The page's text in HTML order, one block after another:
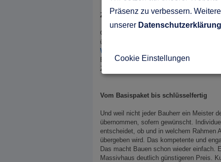
Zeitgemäßer Hausbau zum fairen
Gussek Häuser wissen nicht nur durch
überzeugen nicht nur durch das
Wohnkultur
Bauherren werden durch alle
Zuhauses unterstützt.
Vom Basispaket bis schlüsselfertig
Und weil nicht jeder Bauherr ein Meister
übernommen, sofern gewünscht.
entscheidet, ob und in welchem Rahmen
übergeben wird. Das kompetente und
Das macht Bauen schon wieder einfach.
Massivhaus deutlich günstigeren Preis.
Präsenz zu verbessern.
unserer Datenschutzerklärung
Cookie Einstellungen